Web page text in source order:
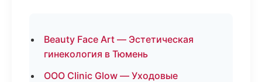
Beauty Face Art — Эстетическая
гинекология в Тюмень
ООО Clinic Glow — Уходовые